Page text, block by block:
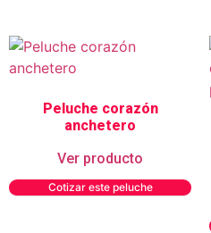
Peluche corazón
anchetero
Ver producto
Cotizar este peluche